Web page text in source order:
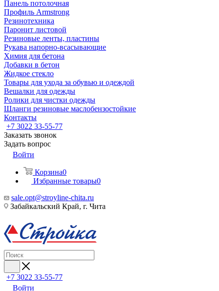
Панель потолочная
Профиль Armstrong
Резинотехника
Паронит листовой
Резиновые ленты, пластины
Рукава напорно-всасывающие
Химия для бетона
Добавки в бетон
Жидкое стекло
Товары для ухода за обувью и одеждой
Вешалки для одежды
Ролики для чистки одежды
Шланги резиновые маслобензостойкие
Контакты
+7 3022 33-55-77
Заказать звонок
Задать вопрос
Войти
Корзина0
Избранные товары0
sale.opt@stroyline-chita.ru
Забайкальский Край, г. Чита
+7 3022 33-55-77
Войти